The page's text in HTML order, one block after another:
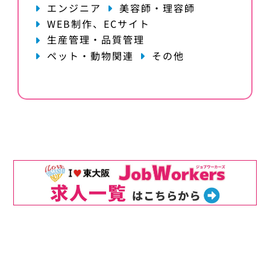
エンジニア
美容師・理容師
WEB制作、ECサイト
生産管理・品質管理
ペット・動物関連
その他